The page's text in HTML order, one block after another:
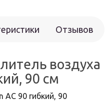
Отзывов
воздуха
90 см
AC 90 гибкий, 90